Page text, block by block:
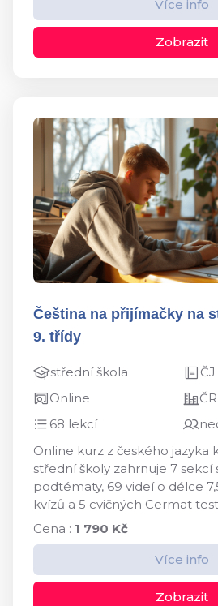
Více info
Zobrazit
Čeština na přijímačky na
9. třídy
střední škola
ČJ
Online
ČR
68 lekcí
Online kurz z českého jazyka
střední školy zahrnuje 7 sekcí
podtématy, 69 videí o délce
kvízů a 5 cvičných Cermat
Cena : 1 790 Kč
Více info
Zobrazit